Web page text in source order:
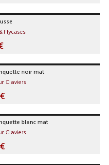
Flycases
noir mat
Claviers
blanc mat
Claviers